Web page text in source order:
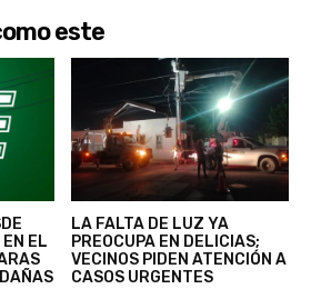
este
EL
LA FALTA DE LUZ YA
PREOCUPA EN DELICIAS;
VECINOS PIDEN ATENCIÓN A
CASOS URGENTES